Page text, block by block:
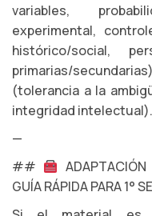
variables,
experimental,
histórico/social,
primarias/
(tolerancia a la
integridad intelectual).
—
##
GUÍA RÁPIDA PARA 1°